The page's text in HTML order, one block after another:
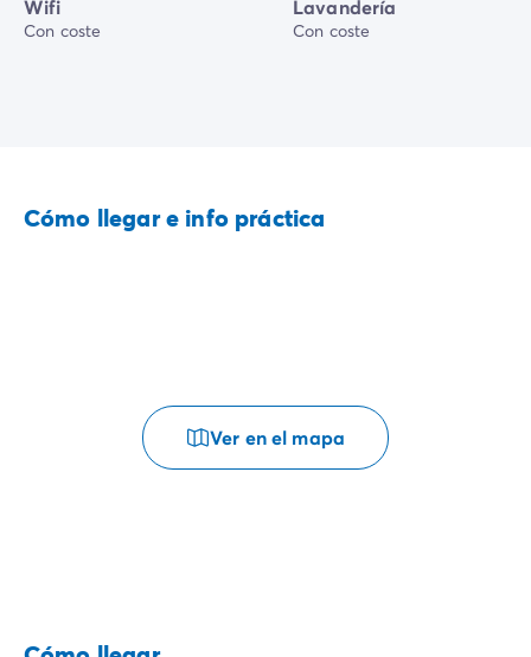
Wifi
Con coste
Lavandería
Con coste
Cómo llegar e info práctica
Ver en el mapa